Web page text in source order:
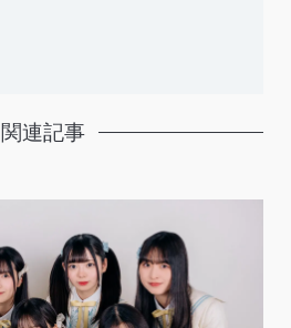
関連記事